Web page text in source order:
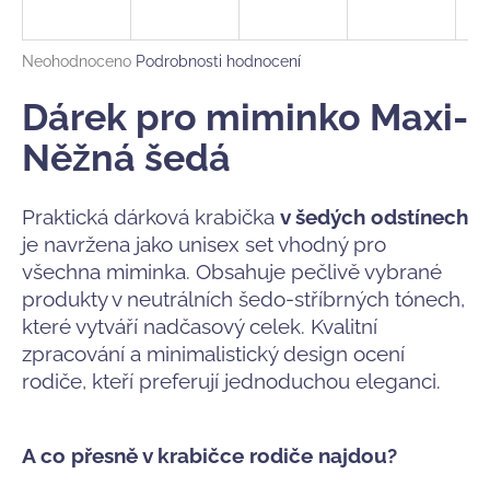
Průměrné
produktu
je
0,0
hvězdiček.
Neohodnoceno Podrobnosti hodnocení
Dárek pro miminko Maxi-
Něžná šedá
Praktická dárková krabička v šedých odstínech
je navržena jako unisex set vhodný pro
všechna miminka. Obsahuje pečlivě vybrané
produkty v neutrálních šedo-stříbrných tónech,
které vytváří nadčasový celek. Kvalitní
zpracování a minimalistický design ocení
rodiče, kteří preferují jednoduchou eleganci.
A co přesně v krabičce rodiče najdou?
j
t
?
HLEDAT
D
o
p
r
u